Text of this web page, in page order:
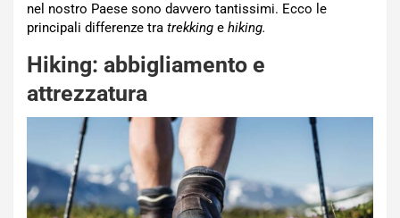
nel nostro Paese sono davvero tantissimi. Ecco le
principali differenze tra trekking e hiking.
Hiking: abbigliamento e
attrezzatura